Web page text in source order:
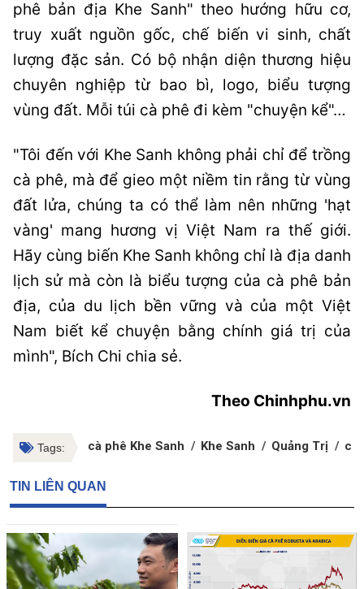
phê bản địa Khe Sanh" theo hướng hữu cơ,
truy xuất nguồn gốc, chế biến vi sinh, chất
lượng đặc sản. Có bộ nhận diện thương hiệu
chuyên nghiệp từ bao bì, logo, biểu tượng
vùng đất. Mỗi túi cà phê đi kèm "chuyện kể"…
"Tôi đến với Khe Sanh không phải chỉ để trồng
cà phê, mà để gieo một niềm tin rằng từ vùng
đất lửa, chúng ta có thể làm nên những 'hạt
vàng' mang hương vị Việt Nam ra thế giới.
Hãy cùng biến Khe Sanh không chỉ là địa danh
lịch sử mà còn là biểu tượng của cà phê bản
địa, của du lịch bền vững và của một Việt
Nam biết kể chuyện bằng chính giá trị của
mình", Bích Chi chia sẻ.
Theo Chinhphu.vn
Tags: cà phê Khe Sanh Khe Sanh Quảng Trị cà
TIN LIÊN QUAN